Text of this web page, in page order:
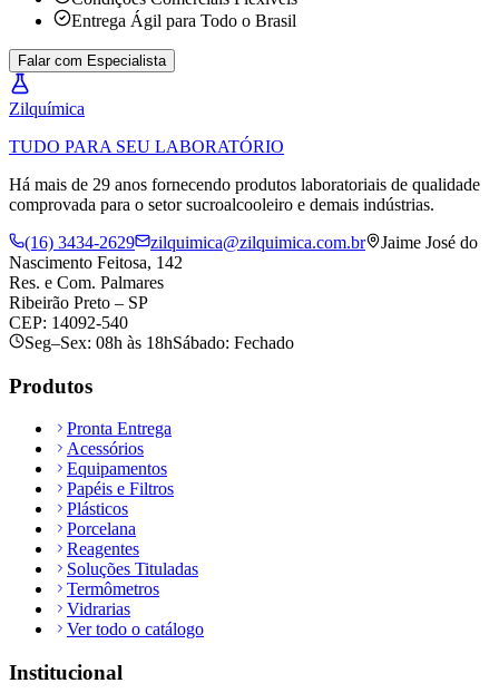
Entrega Ágil para Todo o Brasil
Falar com Especialista
Zilquímica
TUDO PARA SEU LABORATÓRIO
Há mais de 29 anos fornecendo produtos laboratoriais de qualidade
comprovada para o setor sucroalcooleiro e demais indústrias.
(16) 3434-2629
zilquimica@zilquimica.com.br
Jaime José do
Nascimento Feitosa, 142
Res. e Com. Palmares
Ribeirão Preto – SP
CEP: 14092-540
Seg–Sex: 08h às 18hSábado: Fechado
Produtos
Pronta Entrega
Acessórios
Equipamentos
Papéis e Filtros
Plásticos
Porcelana
Reagentes
Soluções Tituladas
Termômetros
Vidrarias
Ver todo o catálogo
Institucional